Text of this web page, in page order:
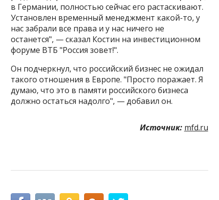
в Германии, полностью сейчас его растаскивают.
Установлен временный менеджмент какой-то, у
нас забрали все права и у нас ничего не
останется", — сказал Костин на инвестиционном
форуме ВТБ "Россия зовет!".
Он подчеркнул, что российский бизнес не ожидал
такого отношения в Европе. "Просто поражает. Я
думаю, что это в памяти российского бизнеса
должно остаться надолго", — добавил он.
Источник: mfd.ru